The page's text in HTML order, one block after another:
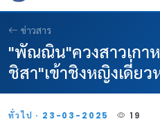
ข่าวสาร
"พัณณิน"ควงสาวเกา
ชิสา"เข้าชิงหญิงเดี่ยว
ทั่วไป · 23-03-2025 19